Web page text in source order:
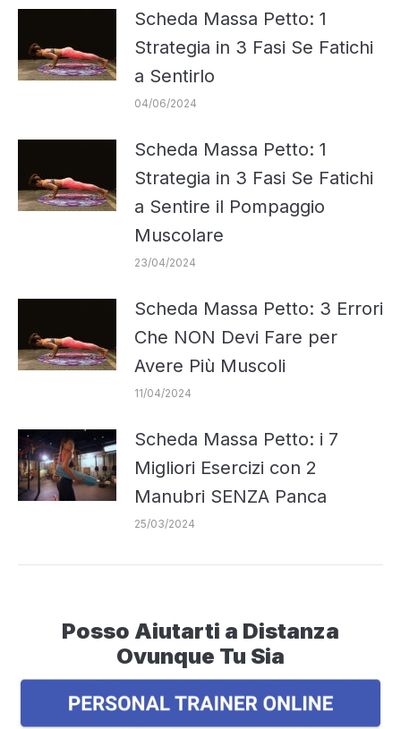
Scheda Massa Petto: 1
Strategia in 3 Fasi Se Fatichi
a Sentirlo
04/06/2024
Scheda Massa Petto: 1
Strategia in 3 Fasi Se Fatichi
a Sentire il Pompaggio
Muscolare
23/04/2024
Scheda Massa Petto: 3 Errori
Che NON Devi Fare per
Avere Più Muscoli
11/04/2024
Scheda Massa Petto: i 7
Migliori Esercizi con 2
Manubri SENZA Panca
25/03/2024
Posso Aiutarti a Distanza
Ovunque Tu Sia